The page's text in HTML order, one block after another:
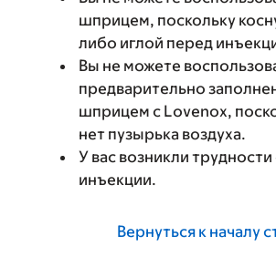
шприцем, поскольку
либо иглой перед
Вы не можете
предварительно
шприцем с Lovenox,
нет пузырька воздуха.
У вас возникли
инъекции.
Вернуться к началу